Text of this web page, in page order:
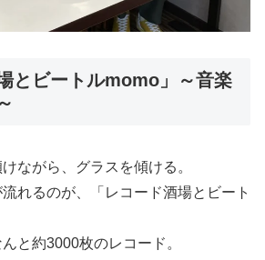
とビートルmomo」～音楽
ながら、グラスを傾ける。
れるのが、「レコード酒場とビート
と約3000枚のレコード。